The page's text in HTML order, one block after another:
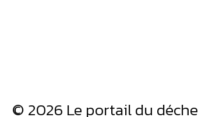
© 2026 Le portail du